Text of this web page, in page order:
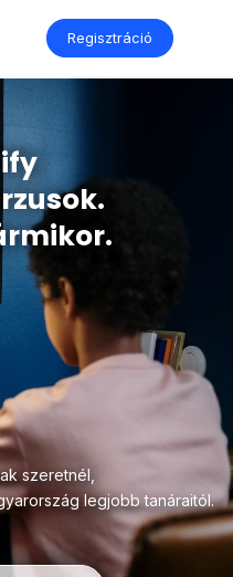
Regisztráció
szeretnél,
legjobb tanáraitól.